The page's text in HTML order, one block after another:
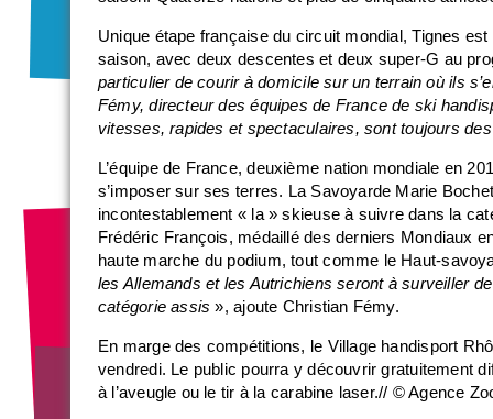
Unique étape française du circuit mondial, Tignes
saison, avec deux descentes et deux super-G au
particulier de courir à domicile sur un terrain où ils
Fémy, directeur des équipes de France de ski
vitesses, rapides et spectaculaires, sont toujours
L’équipe de France, deuxième nation mondiale en
s’imposer sur ses terres. La Savoyarde Marie
incontestablement « la » skieuse à suivre dans la
Frédéric François, médaillé des derniers Mondiaux
haute marche du podium, tout comme le Haut-
les Allemands et les Autrichiens seront à surveiller
catégorie assis », ajoute Christian Fémy.
En marge des compétitions, le Village handisport
vendredi. Le public pourra y découvrir gratuitement
à l’aveugle ou le tir à la carabine laser.// © Agence